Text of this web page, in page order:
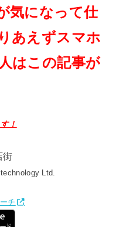
気になって仕
あえずスマホ
はこの記事が
！
街
Ltd.
チ